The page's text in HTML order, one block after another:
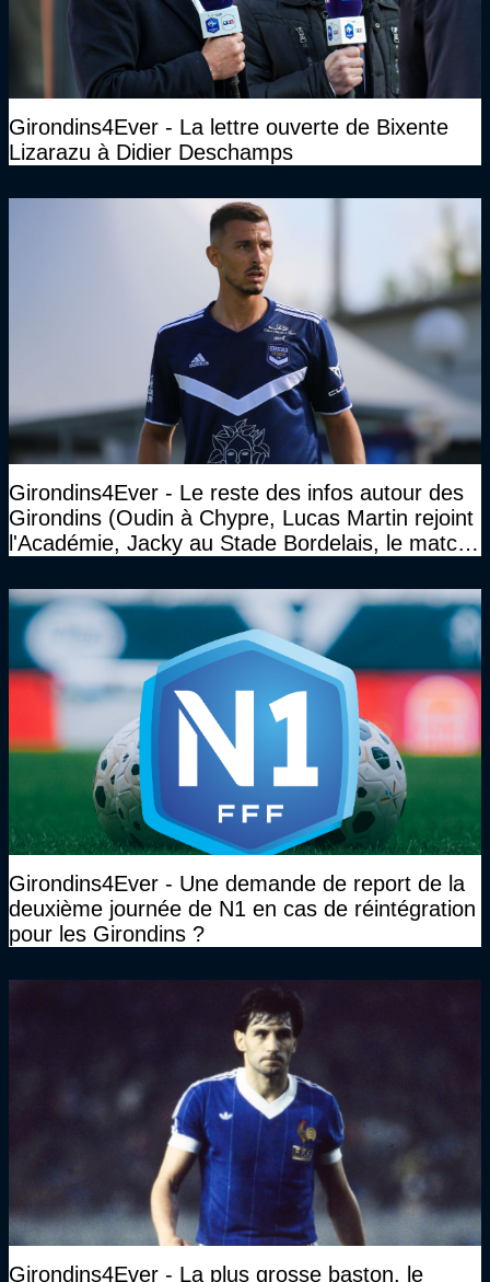
Girondins4Ever - La lettre ouverte de Bixente
Lizarazu à Didier Deschamps
Girondins4Ever - Le reste des infos autour des
Girondins (Oudin à Chypre, Lucas Martin rejoint
l'Académie, Jacky au Stade Bordelais, le match
Girondins4Ever - Une demande de report de la
deuxième journée de N1 en cas de réintégration
pour les Girondins ?
Girondins4Ever - La plus grosse baston, le